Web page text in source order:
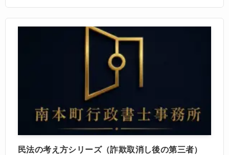
民法の考え方シリーズ（詐欺取消し後の第三者）